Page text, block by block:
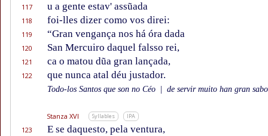
117 u a gente estav' assũada
118 foi-lles dizer como vos direi:
119 “Gran vengança nos há óra dada
120 San Mercuiro daquel falsso rei,
121 ca o matou dũa gran lançada,
122 que nunca atal déu justador.
Todo-los Santos que son no Céo de servir muito han gran
Stanza XVI Syllables IPA
123 E se daquesto, pela ventura,